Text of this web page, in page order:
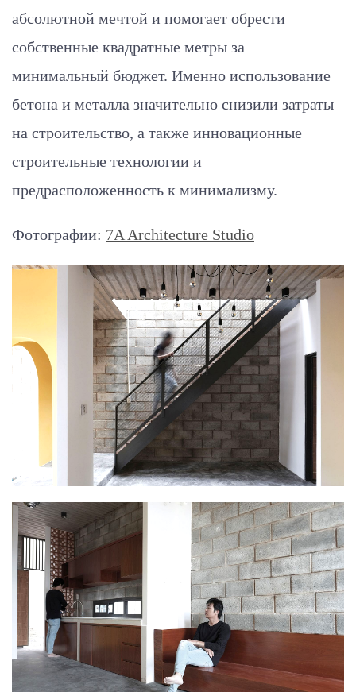
абсолютной мечтой и помогает обрести
собственные квадратные метры за
минимальный бюджет. Именно использование
бетона и металла значительно снизили затраты
на строительство, а также инновационные
строительные технологии и
предрасположенность к минимализму.
Фотографии: 7A Architecture Studio